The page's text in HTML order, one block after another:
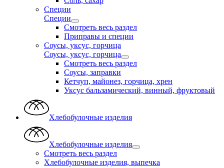
Специи
Специи
Смотреть весь раздел
Приправы и специи
Соусы, уксус, горчица
Соусы, уксус, горчица
Смотреть весь раздел
Соусы, заправки
Кетчуп, майонез, горчица, хрен
Уксус бальзамический, винный, фруктовый
Хлебобулочные изделия
Хлебобулочные изделия
Смотреть весь раздел
Хлебобулочные изделия, выпечка